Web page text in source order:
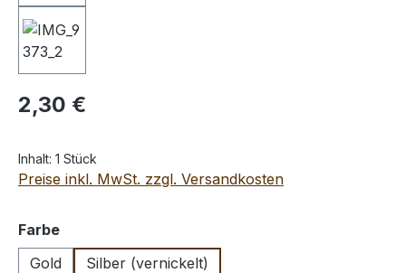
Regulärer Preis:
2,30 €
Inhalt: 1 Stück
Preise inkl. MwSt. zzgl. Versandkosten
Farbeauswählen
Gold
Silber (vernickelt)